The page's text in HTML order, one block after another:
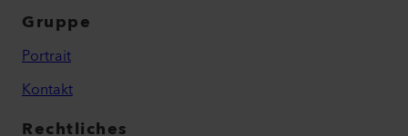
Gruppe
Portrait
Kontakt
Rechtliches